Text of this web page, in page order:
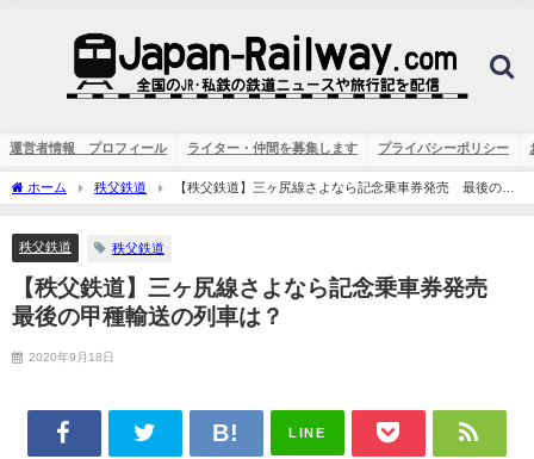
運営者情報 プロフィール ライター・仲間を募集します プライバシーポリシー
ホーム 秩父鉄道
【秩父鉄道】三ヶ尻線さよなら記念乗車券発売 最後の甲
種輸送の列車は？
秩父鉄道 秩父鉄道
【秩父鉄道】三ヶ尻線さよなら記念乗車券発売
最後の甲種輸送の列車は？
2020年9月18日
LINE